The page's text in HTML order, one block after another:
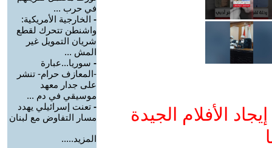
الأفلام الجيدة
في حرب ...
- الخارجية الأمريكية:
واشنطن تتحرك لقطع
شريان التمويل غير
المش ...
- سوريا...عبارة
-المعازف حرام- تنشر
على جدار معهد
موسيقي في دم ...
- تعنت إسرائيلي يهدد
مسار التفاوض مع لبنان
المزيد.....